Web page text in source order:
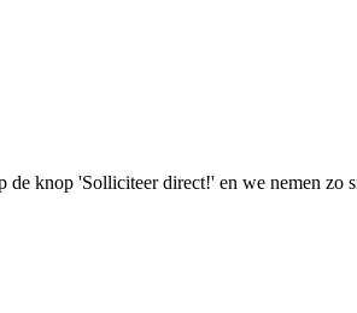
knop 'Solliciteer direct!' en we nemen zo